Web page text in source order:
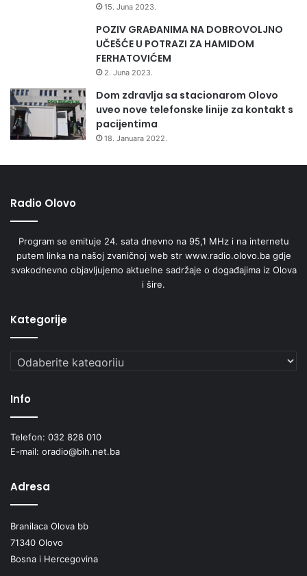
15. Juna 2023.
POZIV GRAĐANIMA NA DOBROVOLJNO
UČEŠĆE U POTRAZI ZA HAMIDOM
FERHATOVIĆEM
2. Juna 2023.
Dom zdravlja sa stacionarom Olovo
uveo nove telefonske linije za kontakt s
pacijentima
18. Januara 2022.
Radio Olovo
Program se emituje 24. sata dnevno na 95,1 MHz i na internetu
putem linka na našoj zvaničnoj web str www.radio.olovo.ba gdje
svakodnevno objavljujemo aktuelne sadržaje o događajima iz Olova
i šire.
Kategorije
Kategorije
Info
Telefon: 032 828 010
E-mail: oradio@bih.net.ba
Adresa
Branilaca Olova bb
71340 Olovo
Bosna i Hercegovina